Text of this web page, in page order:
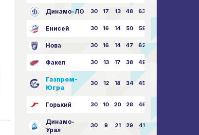
Динамо-ЛО 30 17 13 48 63:57
Енисей 30 16 14 50 59:53
Нова 30 16 14 47 62:58
Факел 30 13 17 38 49:62
Газпром-
Югра
30 12 18 34 45:63
Горький 30 10 20 28 46:73
Динамо-
Урал
30 9 21 29 41:70